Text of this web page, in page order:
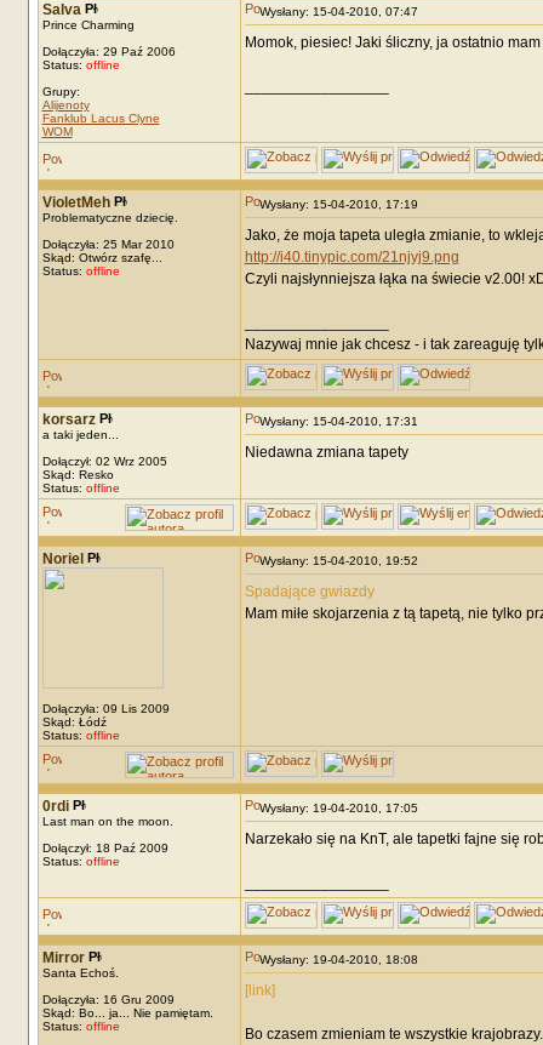
Salva
Prince Charming
Dołączyła: 29 Paź 2006
Status: offline
Grupy:
Alijenoty
Fanklub Lacus Clyne
WOM
Wysłany: 15-04-2010, 07:47
Momok, piesiec! Jaki śliczny, ja ostatnio
VioletMeh
Problematyczne dziecię.
Dołączyła: 25 Mar 2010
Skąd: Otwórz szafę...
Status: offline
Wysłany: 15-04-2010, 17:19
Jako, że moja tapeta uległa zmianie, to
http://i40.tinypic.com/21njyj9.png
Czyli najsłynniejsza łąka na świecie v2.00!
Nazywaj mnie jak chcesz - i tak zareaguję
korsarz
a taki jeden...
Dołączył: 02 Wrz 2005
Skąd: Resko
Status: offline
Wysłany: 15-04-2010, 17:31
Niedawna zmiana tapety
Noriel
Dołączyła: 09 Lis 2009
Skąd: Łódź
Status: offline
Wysłany: 15-04-2010, 19:52
Spadające gwiazdy
Mam miłe skojarzenia z tą tapetą, nie tylko
0rdi
Last man on the moon.
Dołączył: 18 Paź 2009
Status: offline
Wysłany: 19-04-2010, 17:05
Narzekało się na KnT, ale tapetki fajne się
Mirror
Santa Echoś.
Dołączyła: 16 Gru 2009
Skąd: Bo... ja... Nie pamiętam.
Status: offline
Wysłany: 19-04-2010, 18:08
[link]
Bo czasem zmieniam te wszystkie krajobrazy.